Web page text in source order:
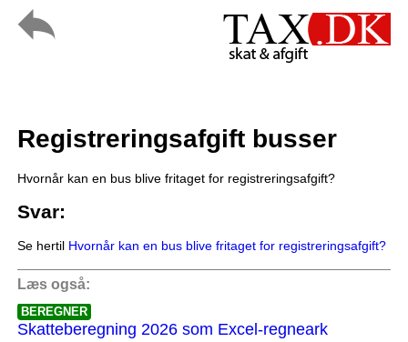
Registreringsafgift busser
Hvornår kan en bus blive fritaget for registreringsafgift?
Svar:
Se hertil Hvornår kan en bus blive fritaget for registreringsafgift?
Læs også:
BEREGNER
Skatteberegning 2026 som Excel-regneark